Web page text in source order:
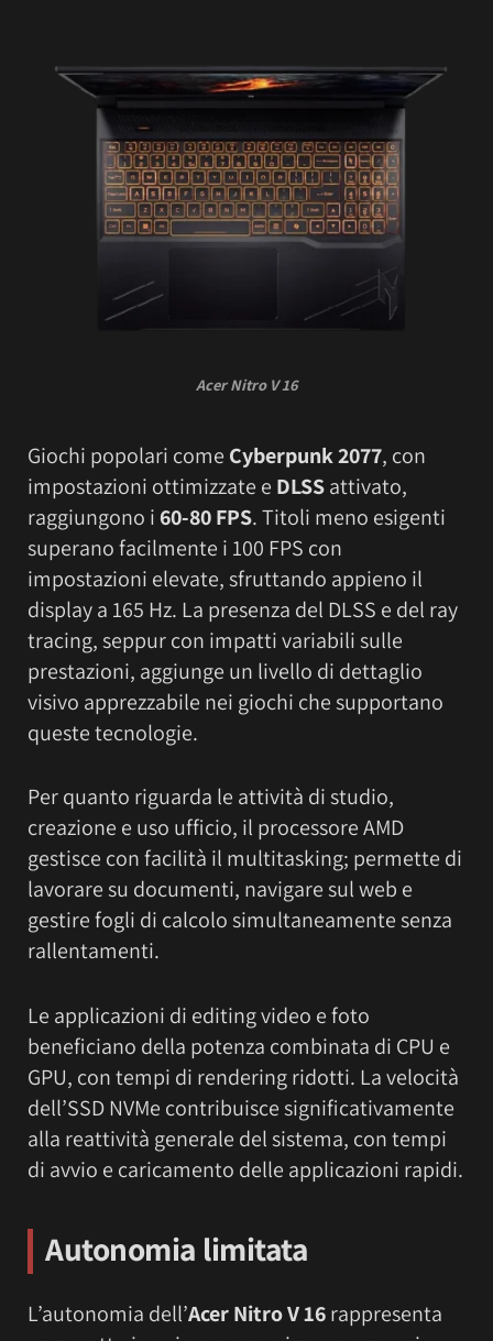
Acer Nitro V 16
Giochi popolari come Cyberpunk 2077, con
impostazioni ottimizzate e DLSSattivato,
raggiungono i60-80 FPS. Titoli meno esigenti
superano facilmente i 100 FPS con
impostazioni elevate, sfruttando appieno il
display a 165 Hz. La presenza del DLSS e del ray
tracing, seppur con impatti variabili sulle
prestazioni, aggiunge un livello di dettaglio
visivo apprezzabile nei giochi che supportano
queste tecnologie.
Per quanto riguarda le attività di studio,
creazione e uso ufficio, il processore AMD
gestisce con facilità il multitasking; permette di
lavorare su documenti, navigare sul web e
gestire fogli di calcolo simultaneamente senza
rallentamenti.
Le applicazioni di editing video e foto
beneficiano della potenza combinata di CPU e
GPU, con tempi di rendering ridotti. La velocità
dell’SSD NVMe contribuisce significativamente
alla reattività generale del sistema, con tempi
di avvio e caricamento delle applicazioni rapidi.
Autonomia limitata
L’autonomia dell’Acer Nitro V 16rappresenta